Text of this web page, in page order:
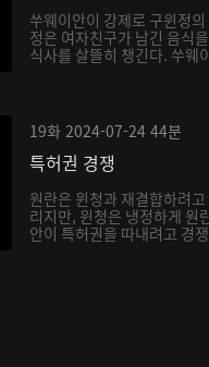
쑤웨이안이 강제로 구윈정
정은 여자친구가 남긴 음식
식사를 살뜰히 챙긴다. 쑤웨
19화 2024-07-24 44분
특허권 경쟁
원란은 윈청과 재결합하려
리지만, 윈청은 냉정하게 원
안이 특허권을 따내려고 경